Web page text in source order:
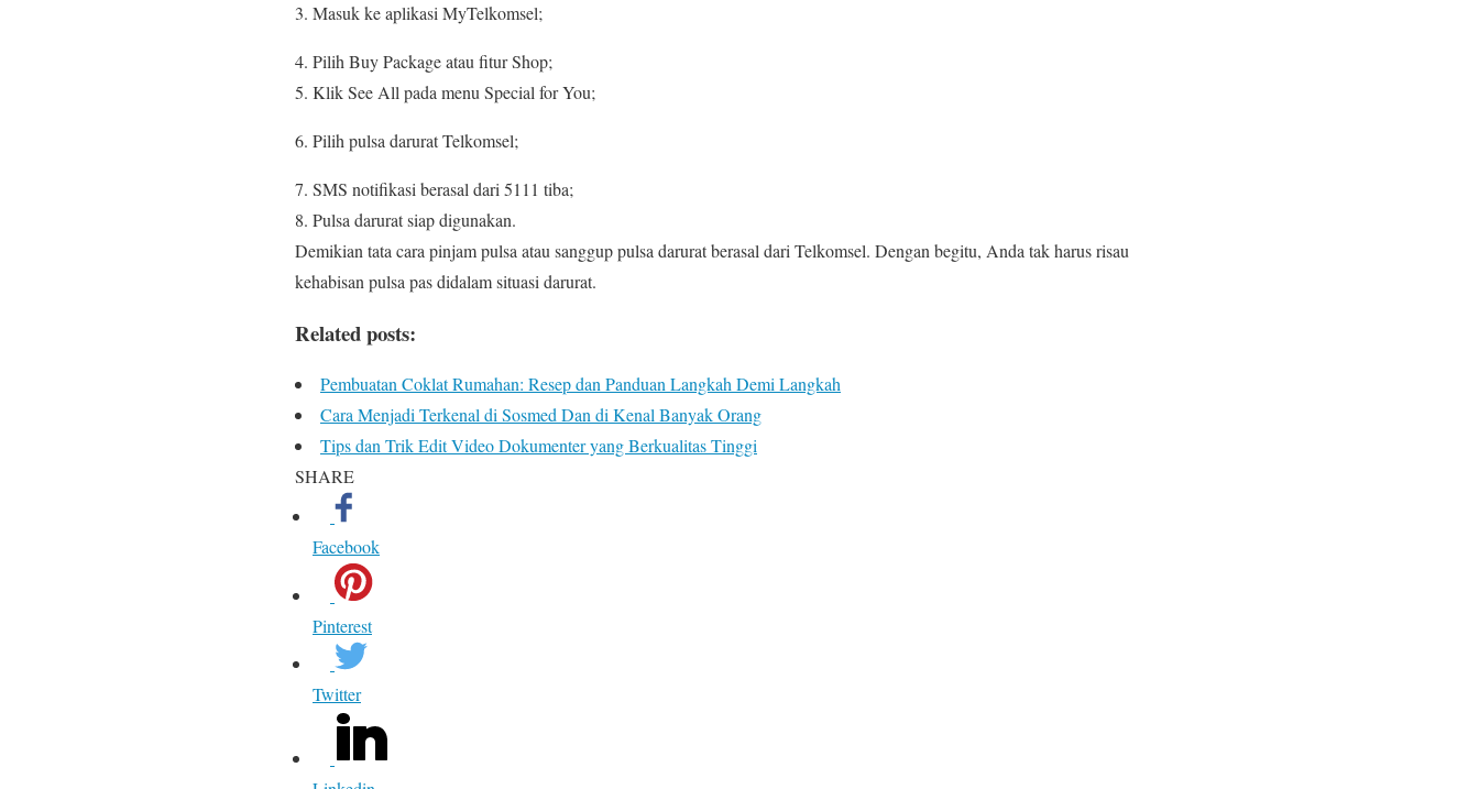
3. Masuk ke aplikasi MyTelkomsel;
4. Pilih Buy Package atau fitur Shop;
5. Klik See All pada menu Special for You;
6. Pilih pulsa darurat Telkomsel;
7. SMS notifikasi berasal dari 5111 tiba;
8. Pulsa darurat siap digunakan.
Demikian tata cara pinjam pulsa atau sanggup pulsa darurat berasal dari Telkomsel. Dengan begitu, Anda tak harus risau
kehabisan pulsa pas didalam situasi darurat.
Related posts:
Pembuatan Coklat Rumahan: Resep dan Panduan Langkah Demi Langkah
Cara Menjadi Terkenal di Sosmed Dan di Kenal Banyak Orang
Tips dan Trik Edit Video Dokumenter yang Berkualitas Tinggi
SHARE
Facebook
Pinterest
Twitter